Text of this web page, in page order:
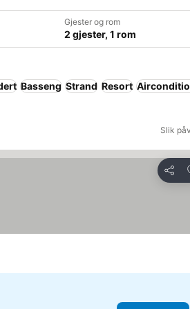
Gjester og rom
2 gjester, 1 rom
Basseng Strand Resort
Slik
Del